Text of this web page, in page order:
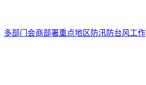
多部门会商部署重点地区防汛防台风工作